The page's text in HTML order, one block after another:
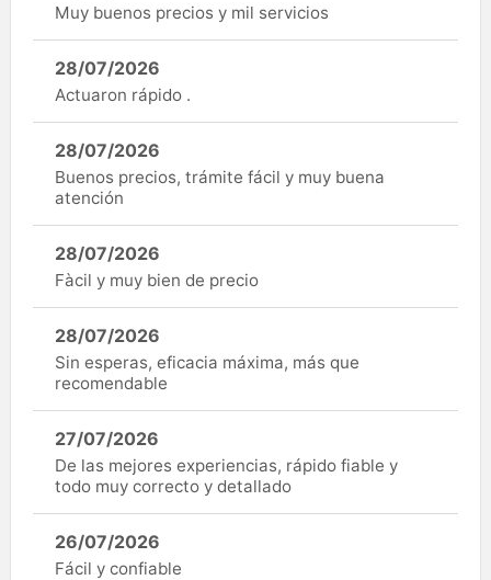
Muy buenos precios y mil servicios
28/07/2026
Actuaron rápido .
28/07/2026
Buenos precios, trámite fácil y muy buena
atención
28/07/2026
Fàcil y muy bien de precio
28/07/2026
Sin esperas, eficacia máxima, más que
recomendable
27/07/2026
De las mejores experiencias, rápido fiable y
todo muy correcto y detallado
26/07/2026
Fácil y confiable